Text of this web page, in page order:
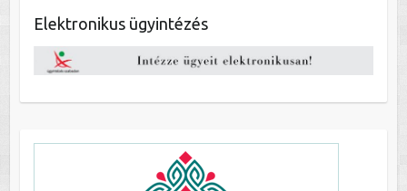
Elektronikus ügyintézés